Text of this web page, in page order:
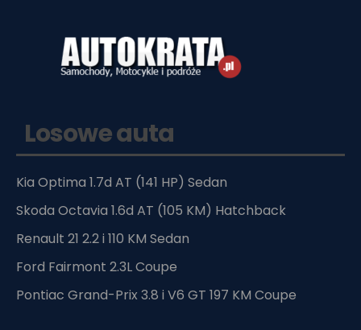
Losowe auta
Kia Optima 1.7d AT (141 HP) Sedan
Skoda Octavia 1.6d AT (105 KM) Hatchback
Renault 21 2.2 i 110 KM Sedan
Ford Fairmont 2.3L Coupe
Pontiac Grand-Prix 3.8 i V6 GT 197 KM Coupe